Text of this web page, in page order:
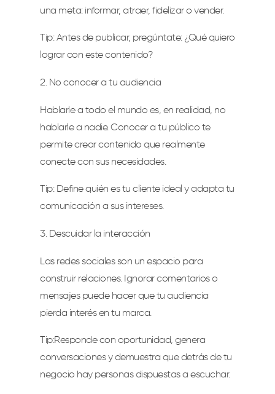
una meta: informar, atraer, fidelizar o vender.
Tip: Antes de publicar, pregúntate: ¿Qué quiero
lograr con este contenido?
No conocer a tu audiencia
Hablarle a todo el mundo es, en realidad, no
hablarle a nadie. Conocer a tu público te
permite crear contenido que realmente
conecte con sus necesidades.
Tip: Define quién es tu cliente ideal y adapta tu
comunicación a sus intereses.
Descuidar la interacción
Las redes sociales son un espacio para
construir relaciones. Ignorar comentarios o
mensajes puede hacer que tu audiencia
pierda interés en tu marca.
Tip:Responde con oportunidad, genera
conversaciones y demuestra que detrás de tu
negocio hay personas dispuestas a escuchar.